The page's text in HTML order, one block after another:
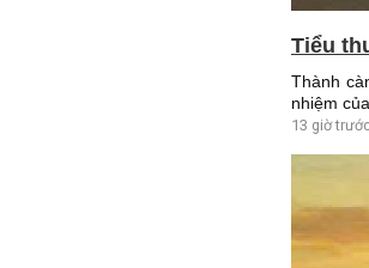
Tiểu
Thành
nhiệm
13 giờ trước